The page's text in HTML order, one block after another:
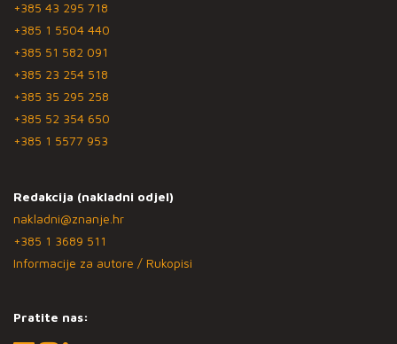
+385 43 295 718
+385 1 5504 440
+385 51 582 091
+385 23 254 518
+385 35 295 258
+385 52 354 650
+385 1 5577 953
Redakcija (nakladni odjel)
nakladni@znanje.hr
+385 1 3689 511
Informacije za autore / Rukopisi
Pratite nas: